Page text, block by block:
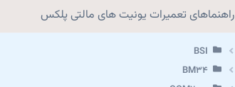
راهنماهای تعمیرات یونیت های مالتی پلکس
BSI
BM34